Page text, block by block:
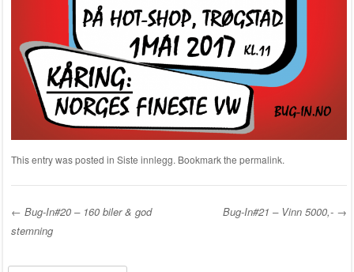
This entry was posted in Siste innlegg. Bookmark the permalink.
Post navigation
← Bug-In#20 – 160 biler & god
stemning
Bug-In#21 – Vinn 5000,- →